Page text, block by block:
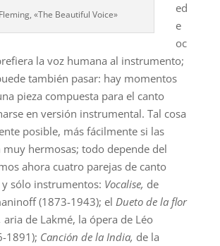
«The Beautiful Voice»
ed
e
oc
la voz humana al instrumento;
también pasar: hay momentos
pieza compuesta para el canto
en versión instrumental. Tal cosa
posible, más fácilmente si las
muy hermosas; todo depende del
ahora cuatro parejas de canto
sólo instrumentos: Vocalise, de
(1873-1943); el Dueto de la flor
aria de Lakmé, la ópera de Léo
1891); Canción de la India, de la